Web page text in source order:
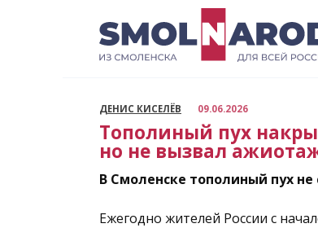
ДЕНИС КИСЕЛЁВ 09.06.2026
Тополиный пух
но не вызвал
В Смоленске тополиный пух
Ежегодно жителей России с